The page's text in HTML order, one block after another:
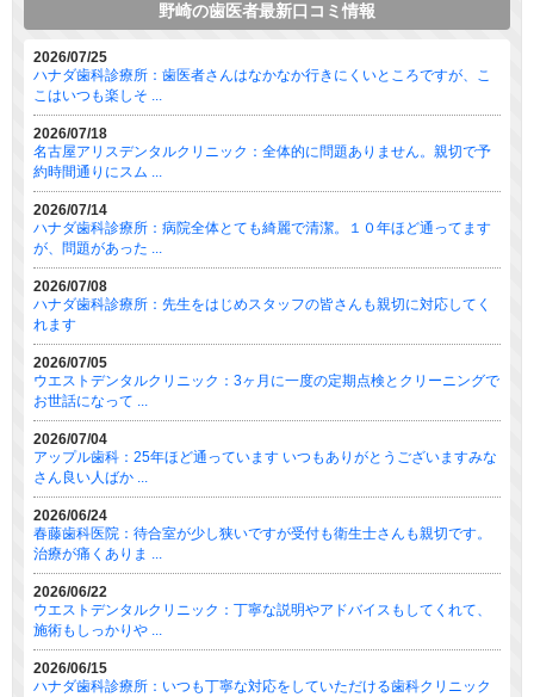
野崎の歯医者最新口コミ情報
2026/07/25
ハナダ歯科診療所：歯医者さんはなかなか行きにくいところですが、こ
こはいつも楽しそ ...
2026/07/18
名古屋アリスデンタルクリニック：全体的に問題ありません。親切で予
約時間通りにスム ...
2026/07/14
ハナダ歯科診療所：病院全体とても綺麗で清潔。１０年ほど通ってます
が、問題があった ...
2026/07/08
ハナダ歯科診療所：先生をはじめスタッフの皆さんも親切に対応してく
れます
2026/07/05
ウエストデンタルクリニック：3ヶ月に一度の定期点検とクリーニングで
お世話になって ...
2026/07/04
アップル歯科：25年ほど通っています いつもありがとうございますみな
さん良い人ばか ...
2026/06/24
春藤歯科医院：待合室が少し狭いですが受付も衛生士さんも親切です。
治療が痛くありま ...
2026/06/22
ウエストデンタルクリニック：丁寧な説明やアドバイスもしてくれて、
施術もしっかりや ...
2026/06/15
ハナダ歯科診療所：いつも丁寧な対応をしていただける歯科クリニック